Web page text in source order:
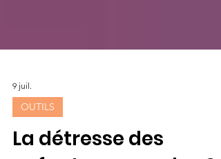
9 juil.
OUTILS